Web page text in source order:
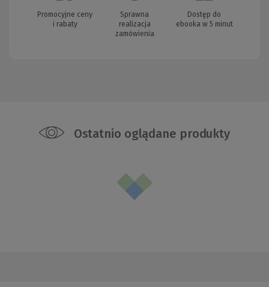
Promocyjne ceny
i rabaty
Sprawna
realizacja
zamówienia
Dostęp do
ebooka w 5 minut
Ostatnio oglądane produkty